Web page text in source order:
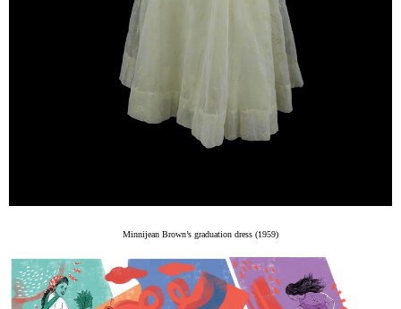
Minnijean Brown’s graduation dress (1959)